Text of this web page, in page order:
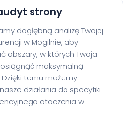
strony
dogłębną analizę Twojej
w Mogilnie, aby
obszary, w których Twoja
maksymalną
temu możemy
działania do specyfiki
otoczenia w